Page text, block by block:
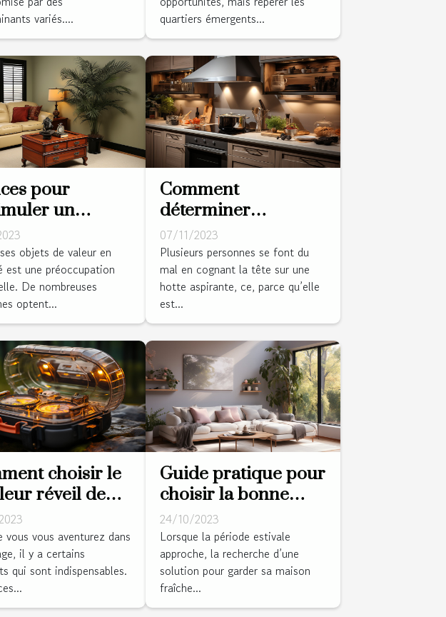
variés....
quartiers émergents...
pour
un
fort dans
salle de séjour
objets de valeur en
est une préoccupation
De nombreuses
optent...
Comment
déterminer
l'emplacement idéal
pour une hotte
aspirante ?
07/11/2023
Plusieurs personnes se font du
mal en cognant la tête sur une
hotte aspirante, ce, parce qu’elle
est...
choisir le
réveil de
pour vos
vous vous aventurez dans
il y a certains
qui sont indispensables.
Guide pratique pour
choisir la bonne
climatisation pour
votre salle de séjour
24/10/2023
Lorsque la période estivale
approche, la recherche d’une
solution pour garder sa maison
fraîche...